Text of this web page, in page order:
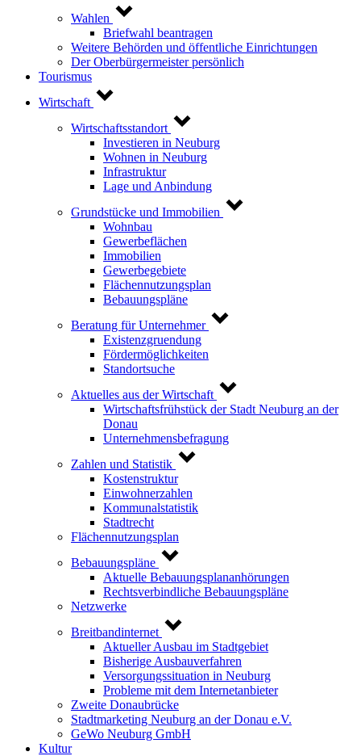
Wahlen
Briefwahl beantragen
Weitere Behörden und öffentliche Einrichtungen
Der Oberbürgermeister persönlich
Tourismus
Wirtschaft
Wirtschaftsstandort
Investieren in Neuburg
Wohnen in Neuburg
Infrastruktur
Lage und Anbindung
Grundstücke und Immobilien
Wohnbau
Gewerbeflächen
Immobilien
Gewerbegebiete
Flächennutzungsplan
Bebauungspläne
Beratung für Unternehmer
Existenzgruendung
Fördermöglichkeiten
Standortsuche
Aktuelles aus der Wirtschaft
Wirtschaftsfrühstück der Stadt Neuburg an der
Donau
Unternehmensbefragung
Zahlen und Statistik
Kostenstruktur
Einwohnerzahlen
Kommunalstatistik
Stadtrecht
Flächennutzungsplan
Bebauungspläne
Aktuelle Bebauungsplananhörungen
Rechtsverbindliche Bebauungspläne
Netzwerke
Breitbandinternet
Aktueller Ausbau im Stadtgebiet
Bisherige Ausbauverfahren
Versorgungssituation in Neuburg
Probleme mit dem Internetanbieter
Zweite Donaubrücke
Stadtmarketing Neuburg an der Donau e.V.
GeWo Neuburg GmbH
Kultur